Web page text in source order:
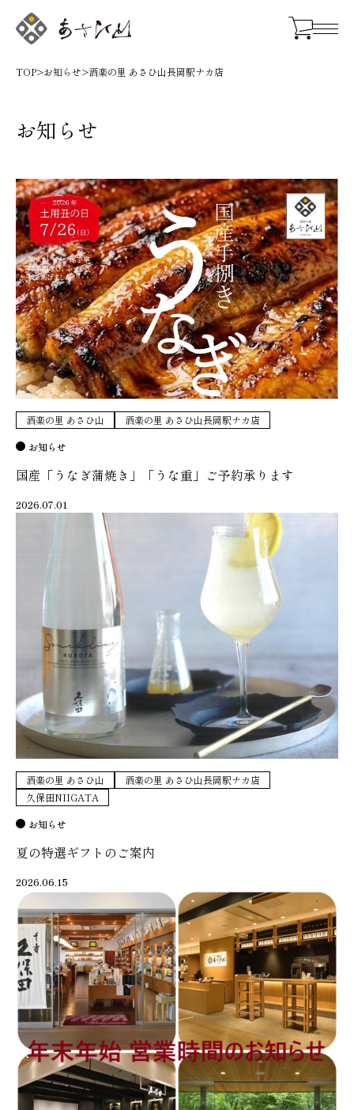
TOP>お知らせ>酒楽の里 あさひ山長岡駅ナカ店
お知らせ
酒楽の里 あさひ山
酒楽の里 あさひ山長岡駅ナカ店
お知らせ
国産「うなぎ蒲焼き」「うな重」ご予約承ります
2026.07.01
酒楽の里 あさひ山
酒楽の里 あさひ山長岡駅ナカ店
久保田NIIGATA
お知らせ
夏の特選ギフトのご案内
2026.06.15